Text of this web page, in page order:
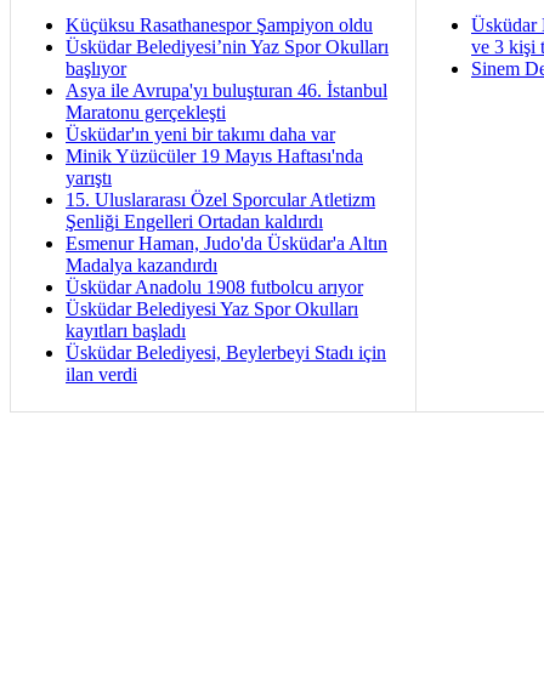
Küçüksu Rasathanespor Şampiyon oldu
Üsküdar Belediyesi’nin Yaz Spor Okulları
başlıyor
Asya ile Avrupa'yı buluşturan 46. İstanbul
Maratonu gerçekleşti
Üsküdar'ın yeni bir takımı daha var
Minik Yüzücüler 19 Mayıs Haftası'nda
yarıştı
15. Uluslararası Özel Sporcular Atletizm
Şenliği Engelleri Ortadan kaldırdı
Esmenur Haman, Judo'da Üsküdar'a Altın
Madalya kazandırdı
Üsküdar Anadolu 1908 futbolcu arıyor
Üsküdar Belediyesi Yaz Spor Okulları
kayıtları başladı
Üsküdar Belediyesi, Beylerbeyi Stadı için
ilan verdi
Üsküdar
ve 3 kişi
Sinem